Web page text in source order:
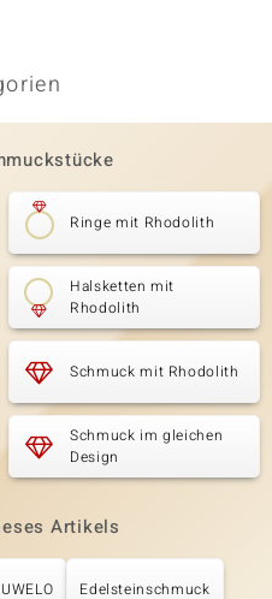
Ringe mit Rhodolith
Halsketten mit
Rhodolith
Schmuck mit Rhodolith
Schmuck im gleichen
Design
Artikels
Edelsteinschmuck